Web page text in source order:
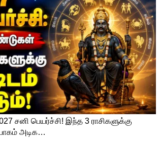
Worldcup
பராகுவே
தொடரின் குரூப் டி-யின்
பராகுவே அணியை வீழ்த்தி அபார
அமெரிக்கா இந்த வெற்றியைப்
ஆதிக்கம் செலுத்திய
அடித்தார். ஆட்டம் முடிய சில
ரெய்னா நான்காவது கோலை
இந்த உலகக் கோப்பையில்